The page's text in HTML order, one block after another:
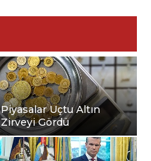
Piyasalar Uçtu Altın
Zirveyi Gördü